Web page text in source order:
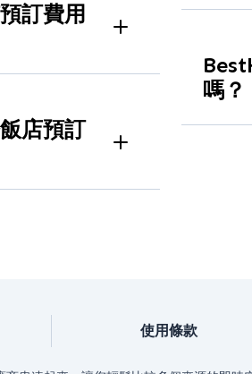
訂費用
全相同。
店預訂
一次
顯示
嗎？
匯總而
使用條款